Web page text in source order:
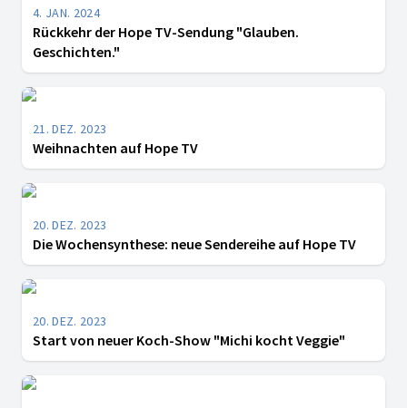
4. JAN. 2024
Rückkehr der Hope TV-Sendung "Glauben.
Geschichten."
21. DEZ. 2023
Weihnachten auf Hope TV
20. DEZ. 2023
Die Wochensynthese: neue Sendereihe auf Hope TV
20. DEZ. 2023
Start von neuer Koch-Show "Michi kocht Veggie"